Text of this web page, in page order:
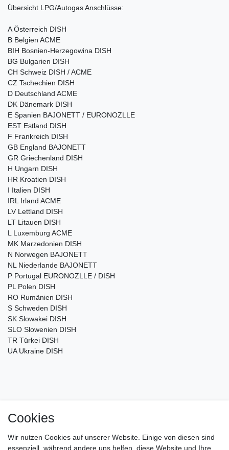
Übersicht LPG/Autogas Anschlüsse:
A Österreich DISH
B Belgien ACME
BIH Bosnien-Herzegowina DISH
BG Bulgarien DISH
CH Schweiz DISH / ACME
CZ Tschechien DISH
D Deutschland ACME
DK Dänemark DISH
E Spanien BAJONETT / EURONOZLLE
EST Estland DISH
F Frankreich DISH
GB England BAJONETT
GR Griechenland DISH
H Ungarn DISH
HR Kroatien DISH
I Italien DISH
IRL Irland ACME
LV Lettland DISH
LT Litauen DISH
L Luxemburg ACME
MK Marzedonien DISH
N Norwegen BAJONETT
NL Niederlande BAJONETT
P Portugal EURONOZLLE / DISH
PL Polen DISH
RO Rumänien DISH
S Schweden DISH
SK Slowakei DISH
SLO Slowenien DISH
TR Türkei DISH
UA Ukraine DISH
Impressum
Barrierefreiheitserklärung Widerrufs­recht
Cookies
Wir nutzen Cookies auf unserer Website. Einige von diesen sind
essenziell, während andere uns helfen, diese Website und Ihre